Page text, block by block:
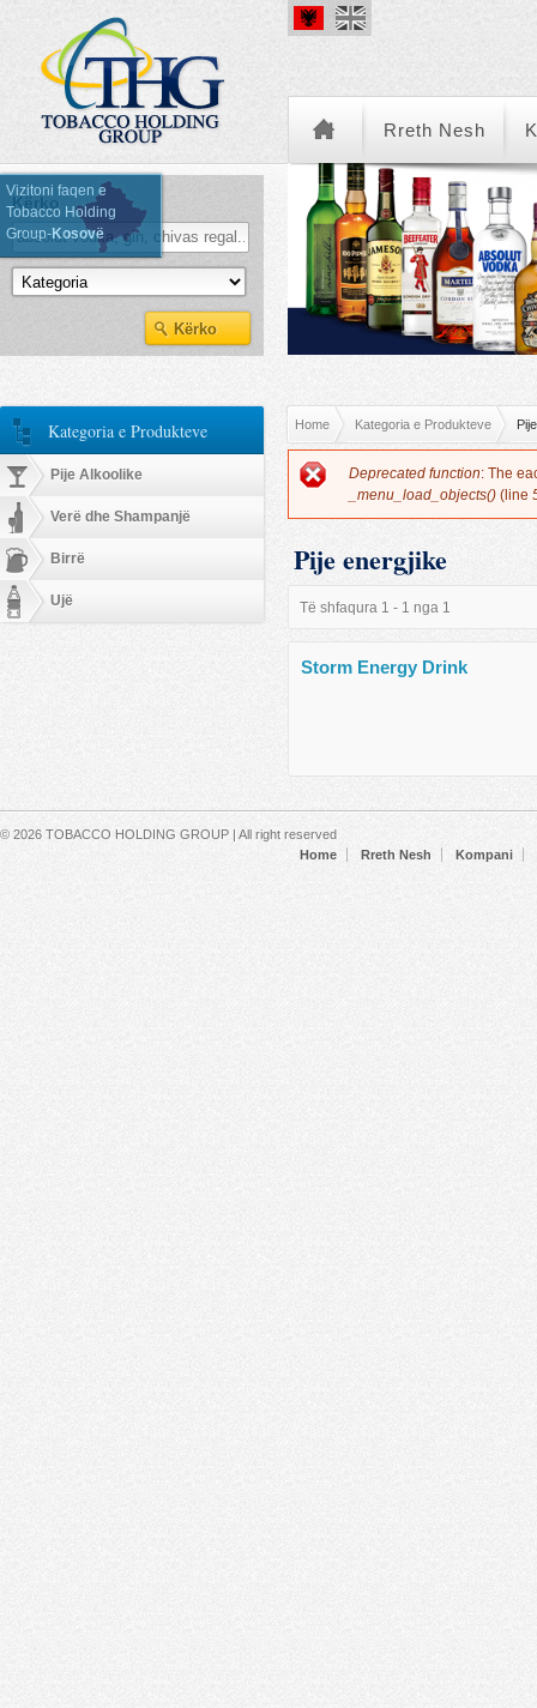
Vizitoni faqen e
Tobacco Holding
Group-Kosovë
Rreth Nesh
Kërko
Kategoria e Produkteve
You are here
Home Kategoria e Produkteve
Error message
Deprecated function: The
_menu_load_objects() (line
Pije energjike
Të shfaqura 1 - 1 nga 1
Storm Energy Drink
Kategoria e Produkteve
Pije Alkoolike
Verë dhe Shampanjë
Birrë
Ujë
© 2026 TOBACCO HOLDING GROUP | All right reserved
Secondary menu
Home Rreth Nesh Kompani